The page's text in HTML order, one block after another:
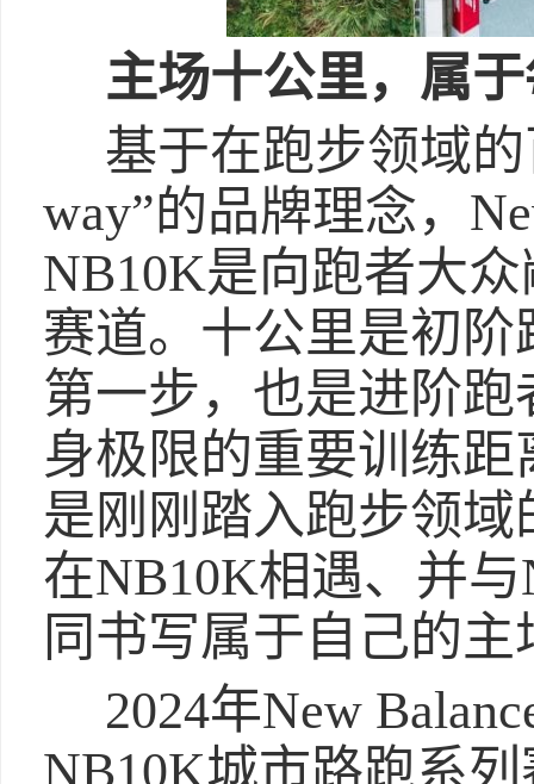
主场十公里，属
基于在跑步领域
way”的品牌理念，
NB10K是向跑者大
赛道。十公里是初
第一步，也是进阶
身极限的重要训练
是刚刚踏入跑步领
在NB10K相遇、并
同书写属于自己的
2024年New
NB10K城市路跑系